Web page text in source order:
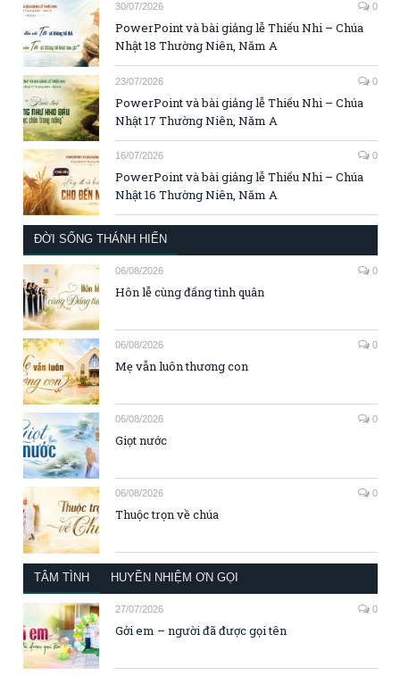
30/07/2026 0
PowerPoint và bài giảng lễ Thiếu Nhi – Chúa
Nhật 18 Thường Niên, Năm A
23/07/2026 0
PowerPoint và bài giảng lễ Thiếu Nhi – Chúa
Nhật 17 Thường Niên, Năm A
16/07/2026 0
PowerPoint và bài giảng lễ Thiếu Nhi – Chúa
Nhật 16 Thường Niên, Năm A
ĐỜI SỐNG THÁNH HIẾN
06/08/2026 0
Hôn lễ cùng đấng tình quân
06/08/2026 0
Mẹ vẫn luôn thương con
06/08/2026 0
Giọt nước
06/08/2026 0
Thuộc trọn về chúa
TÂM TÌNH HUYỀN NHIỆM ƠN GỌI
27/07/2026 0
Gởi em – người đã được gọi tên